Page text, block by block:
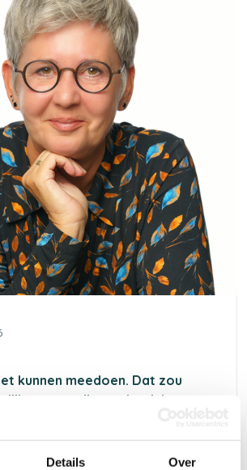
Details Over
kunnen meedoen. Dat zou
mogen zijn van het inkomen